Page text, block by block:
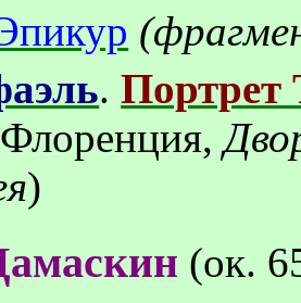
.Портрет
)
(ок.